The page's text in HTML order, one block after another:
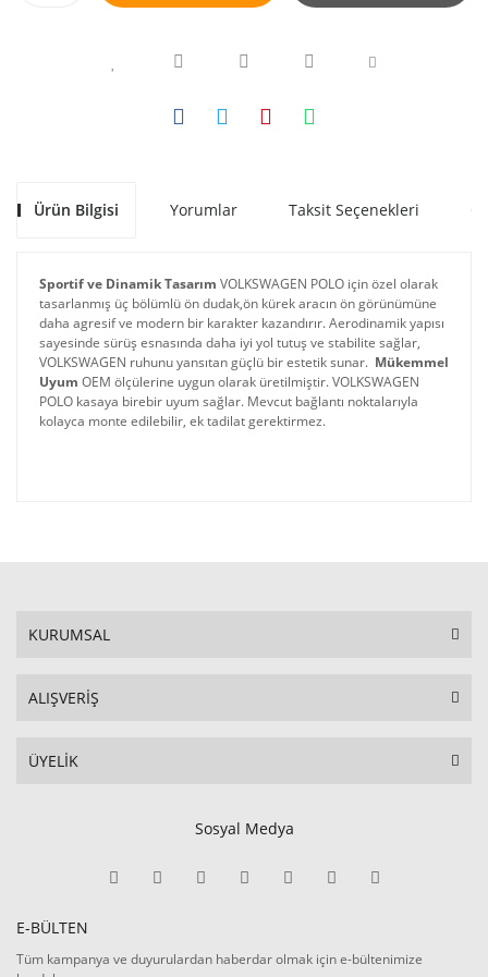
Ürün Bilgisi Yorumlar Taksit Seçenekleri
Sportif ve Dinamik Tasarım VOLKSWAGEN POLO için özel olarak
tasarlanmış üç bölümlü ön dudak,ön kürek aracın ön görünümüne
daha agresif ve modern bir karakter kazandırır. Aerodinamik yapısı
sayesinde sürüş esnasında daha iyi yol tutuş ve stabilite sağlar,
VOLKSWAGEN ruhunu yansıtan güçlü bir estetik sunar. Mükemmel
Uyum OEM ölçülerine uygun olarak üretilmiştir. VOLKSWAGEN
POLO kasaya birebir uyum sağlar. Mevcut bağlantı noktalarıyla
kolayca monte edilebilir, ek tadilat gerektirmez.
KURUMSAL
ALIŞVERİŞ
ÜYELİK
Sosyal Medya
E-BÜLTEN
Tüm kampanya ve duyurulardan haberdar olmak için e-bültenimize